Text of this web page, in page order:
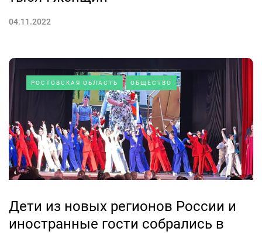
04.11.2022
РОСТОВСКАЯ ОБЛАСТЬ ОБЩЕСТВО
Дети из новых регионов России и
иностранные гости собрались в